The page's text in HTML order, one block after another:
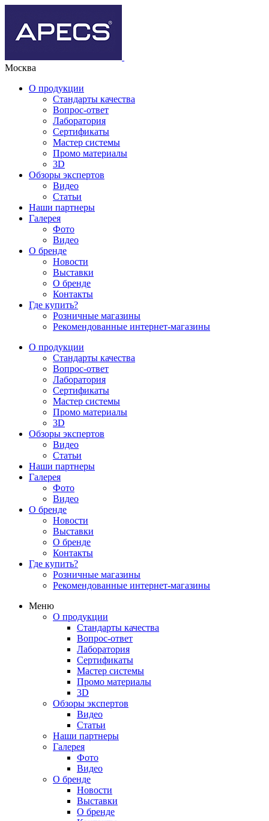
Москва
О продукции
Стандарты качества
Вопрос-ответ
Лаборатория
Сертификаты
Мастер системы
Промо материалы
3D
Обзоры экспертов
Видео
Статьи
Наши партнеры
Галерея
Фото
Видео
О бренде
Новости
Выставки
О бренде
Контакты
Где купить?
Розничные магазины
Рекомендованные интернет-магазины
О продукции
Стандарты качества
Вопрос-ответ
Лаборатория
Сертификаты
Мастер системы
Промо материалы
3D
Обзоры экспертов
Видео
Статьи
Наши партнеры
Галерея
Фото
Видео
О бренде
Новости
Выставки
О бренде
Контакты
Где купить?
Розничные магазины
Рекомендованные интернет-магазины
Меню
О продукции
Стандарты качества
Вопрос-ответ
Лаборатория
Сертификаты
Мастер системы
Промо материалы
3D
Обзоры экспертов
Видео
Статьи
Наши партнеры
Галерея
Фото
Видео
О бренде
Новости
Выставки
О бренде